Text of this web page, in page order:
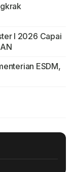
I 2026 Capai
ESDM,